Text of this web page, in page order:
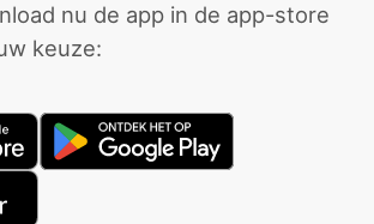
nu de app in de app-store
keuze: